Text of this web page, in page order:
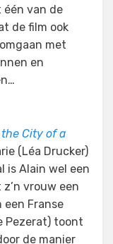
van de
de film ook
met
en
City of a
(Léa Drucker)
is Alain wel een
vrouw een
Franse
Pezerat) toont
de manier